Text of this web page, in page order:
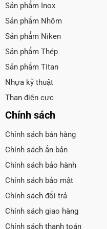
Sản phẩm Inox
Sản phẩm Nhôm
Sản phẩm Niken
Sản phẩm Thép
Sản phẩm Titan
Nhựa kỹ thuật
Than điện cực
Chính sách
Chính sách bán hàng
Chính sách ấn bản
Chính sách bảo hành
Chính sách bảo mật
Chính sách đổi trả
Chính sách giao hàng
Chính sách thanh toán